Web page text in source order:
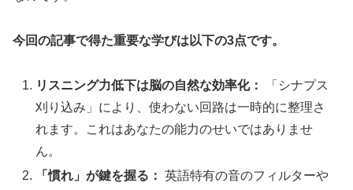
今回の記事で得た重要な学びは以下の3点です。
リスニング力低下は脳の自然な効率化：
「シナプス
刈り込み」により、使わない回路は一時的に整理さ
れます。これはあなたの能力のせいではありませ
ん。
「慣れ」が鍵を握る： 英語特有の音のフィルターや